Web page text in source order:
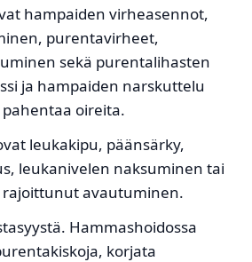
hampaiden virheasennot,
purentavirheet,
sekä purentalihasten
ja hampaiden narskuttelu
oireita.
leukakipu, päänsärky,
leukanivelen naksuminen tai
rajoittunut avautuminen.
Hammashoidossa
korjata